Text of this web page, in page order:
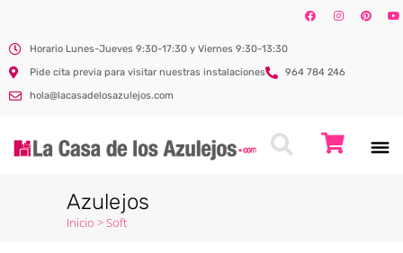
Horario Lunes-Jueves 9:30-17:30 y Viernes 9:30-13:30
Pide cita previa para visitar nuestras instalaciones
964 784 246
hola@lacasadelosazulejos.com
Azulejos
Inicio >Soft